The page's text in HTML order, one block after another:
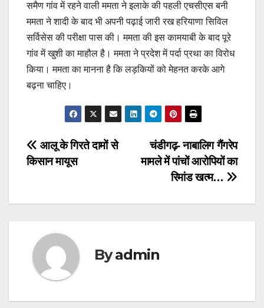
समैण गांव में रहने वाली ममता ने इलाके की पहली एचसीएस बनी
ममता ने शादी के बाद भी अपनी पढ़ाई जारी रख हरियाणा सिविल
सर्विसेस की परीक्षा पास की। ममता की इस कामयाबी के बाद पूरे
गांव में खुशी का माहौल है। ममता ने प्रदेश में पर्दा प्रथा का विरोध
किया। ममता का मानना है कि लड़कियों को मेहनत करके आगे
बढ़ना चाहिए।
Post
navigation
चंडीगढ़- नाबालिग गैंगरेप
मामले में पांचों आरोपियों का
रिमांड खत्म…
आलू के गिरते दामों से
किसान मायूस
Byadmin